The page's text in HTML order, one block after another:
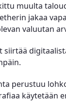
muulta
jakaa
valuutan
siirtää
perustuu
käytetään